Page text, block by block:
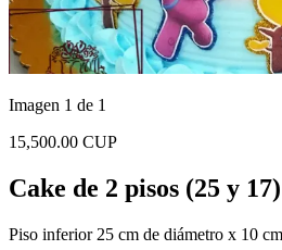
Imagen 1 de 1
15,500.00 CUP
Cake de 2 pisos (25 y 17)
Piso inferior 25 cm de diámetro x 10